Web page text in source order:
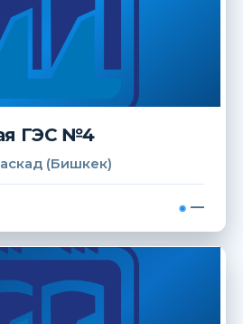
ГЭС №4
(Бишкек)
—